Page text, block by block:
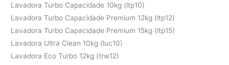
Lavadora Turbo Capacidade 10kg (ltp10)
Lavadora Turbo Capacidade Premium 12kg (ltp12)
Lavadora Turbo Capacidade Premium 15kg (ltp15)
Lavadora Ultra Clean 10kg (luc10)
Lavadora Eco Turbo 12kg (trw12)